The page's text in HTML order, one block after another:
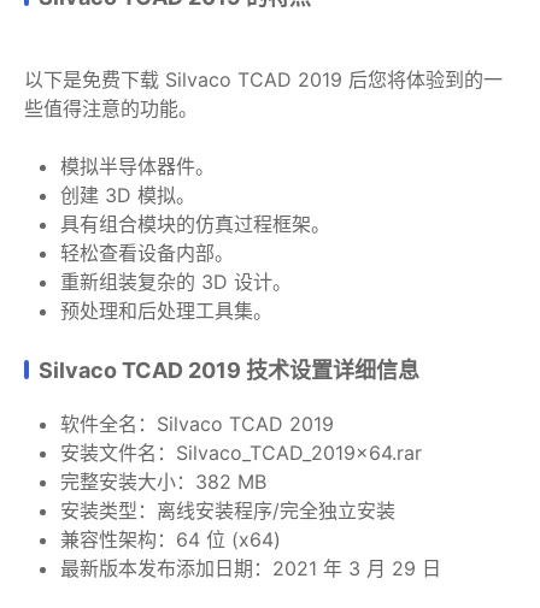
以下是免费下载 Silvaco TCAD 2019 后您将体验到的一
些值得注意的功能。
模拟半导体器件。
创建 3D 模拟。
具有组合模块的仿真过程框架。
轻松查看设备内部。
重新组装复杂的 3D 设计。
预处理和后处理工具集。
Silvaco TCAD 2019 技术设置详细信息
软件全名：Silvaco TCAD 2019
安装文件名：Silvaco_TCAD_2019x64.rar
完整安装大小：382 MB
安装类型：离线安装程序/完全独立安装
兼容性架构：64 位 (x64)
最新版本发布添加日期：2021 年 3 月 29 日